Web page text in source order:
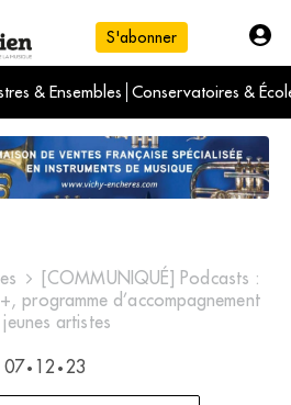
S'abonner
& Ensembles Conservatoires &
du jour
du mois
International
[COMMUNIQUÉ] Podcasts :
programme d’accompagnement
artistes
07 • 12 • 23